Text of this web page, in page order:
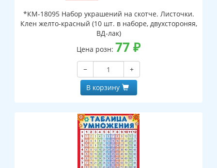
*КМ-18095 Набор украшений на скотче. Листочки.
Клен желто-красный (10 шт. в наборе, двухстороняя,
ВД-лак)
Цена розн: 77 ₽
−
+
В корзину